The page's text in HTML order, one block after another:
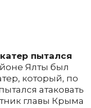
пытался
Ялты был
который, по
атаковать
главы Крыма